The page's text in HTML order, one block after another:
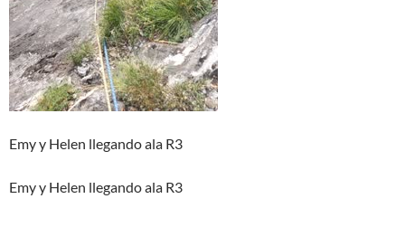
Emy y Helen llegando ala R3
Emy y Helen llegando ala R3